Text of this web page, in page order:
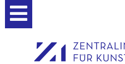
Werkzeuge